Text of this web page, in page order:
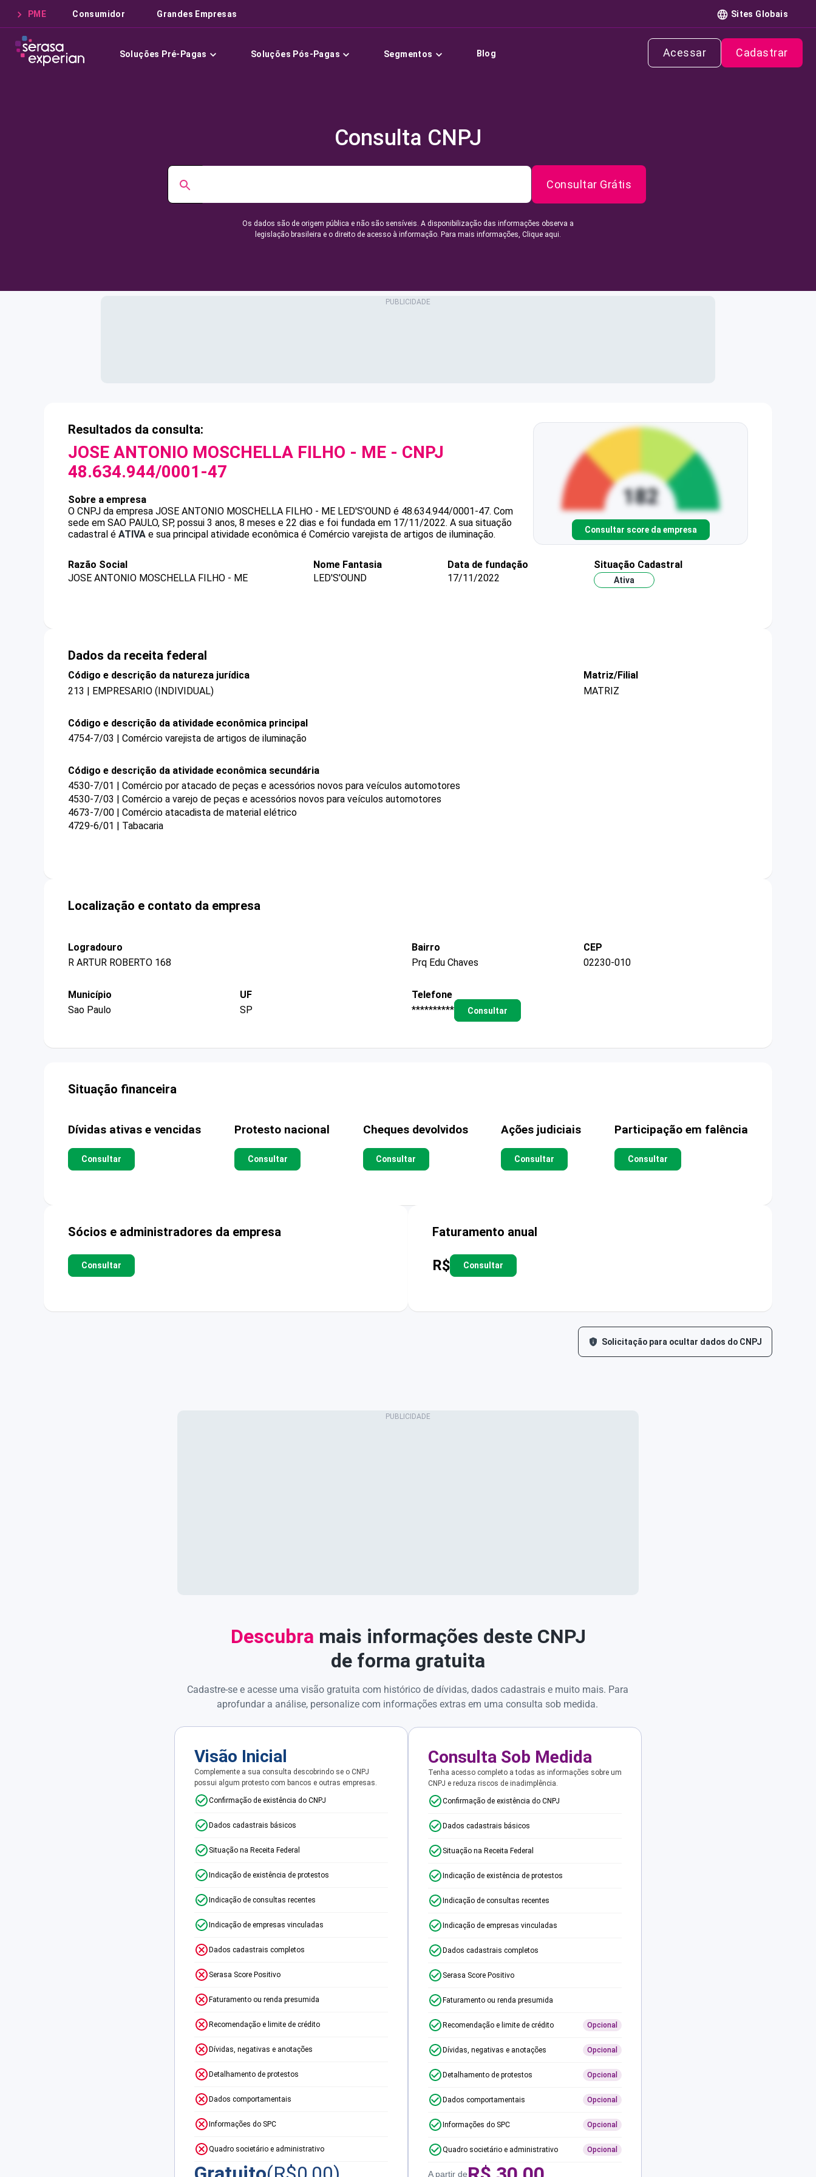
PME Consumidor Grandes Empresas Sites Globais
Soluções Pré-Pagas Soluções Pós-Pagas Segmentos Blog Acessar Cadastrar
Consulta CNPJ
Consultar Grátis
Os dados são de origem pública e não são sensíveis. A disponibilização das informações observa a
legislação brasileira e o direito de acesso à informação. Para mais informações, Clique aqui.
Resultados da consulta:
JOSE ANTONIO MOSCHELLA FILHO - ME - CNPJ
48.634.944/0001-47
Sobre a empresa
O CNPJ da empresa JOSE ANTONIO MOSCHELLA FILHO - ME LED'S'OUND é 48.634.944/0001-47. Com
sede em SAO PAULO, SP, possui 3 anos, 8 meses e 22 dias e foi fundada em 17/11/2022. A sua situação
cadastral é ATIVA e sua principal atividade econômica é Comércio varejista de artigos de iluminação. Consultar score da empresa
Razão Social
JOSE ANTONIO MOSCHELLA FILHO - ME
Nome Fantasia
LED'S'OUND
Data de fundação
17/11/2022
Situação Cadastral
Ativa
Dados da receita federal
Código e descrição da natureza jurídica
213 | EMPRESARIO (INDIVIDUAL)
Matriz/Filial
MATRIZ
Código e descrição da atividade econômica principal
4754-7/03 | Comércio varejista de artigos de iluminação
Código e descrição da atividade econômica secundária
4530-7/01 | Comércio por atacado de peças e acessórios novos para veículos automotores
4530-7/03 | Comércio a varejo de peças e acessórios novos para veículos automotores
4673-7/00 | Comércio atacadista de material elétrico
4729-6/01 | Tabacaria
Localização e contato da empresa
Logradouro
R ARTUR ROBERTO 168
Bairro
Prq Edu Chaves
CEP
02230-010
Município
Sao Paulo
UF
SP
Telefone
**********
Consultar
Situação financeira
Dívidas ativas e vencidas
Consultar
Protesto nacional
Consultar
Cheques devolvidos
Consultar
Ações judiciais
Consultar
Participação em falência
Consultar
Sócios e administradores da empresa
Consultar
Faturamento anual
R$ Consultar
Solicitação para ocultar dados do CNPJ
Descubra mais informações deste CNPJ
de forma gratuita
Cadastre-se e acesse uma visão gratuita com histórico de dívidas, dados cadastrais e muito mais. Para
aprofundar a análise, personalize com informações extras em uma consulta sob medida.
Visão Inicial
Complemente a sua consulta descobrindo se o CNPJ
possui algum protesto com bancos e outras empresas.
Confirmação de existência do CNPJ
Dados cadastrais básicos
Situação na Receita Federal
Indicação de existência de protestos
Indicação de consultas recentes
Indicação de empresas vinculadas
Dados cadastrais completos
Serasa Score Positivo
Faturamento ou renda presumida
Recomendação e limite de crédito
Dívidas, negativas e anotações
Detalhamento de protestos
Dados comportamentais
Informações do SPC
Quadro societário e administrativo
Consulta Sob Medida
Tenha acesso completo a todas as informações sobre um
CNPJ e reduza riscos de inadimplência.
Confirmação de existência do CNPJ
Dados cadastrais básicos
Situação na Receita Federal
Indicação de existência de protestos
Indicação de consultas recentes
Indicação de empresas vinculadas
Dados cadastrais completos
Serasa Score Positivo
Faturamento ou renda presumida
Recomendação e limite de crédito Opcional
Dívidas, negativas e anotações Opcional
Detalhamento de protestos Opcional
Dados comportamentais Opcional
Informações do SPC Opcional
Quadro societário e administrativo Opcional
A partir de